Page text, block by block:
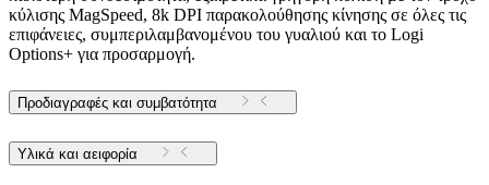
κύλισης MagSpeed, 8k DPI παρακολούθησης κίνησης σε όλες τις
επιφάνειες, συμπεριλαμβανομένου του γυαλιού και το Logi
Options+ για προσαρμογή.
Προδιαγραφές και συμβατότητα
Υλικά και αειφορία